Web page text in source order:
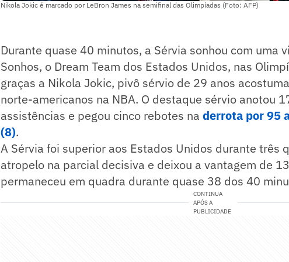
Nikola Jokic é marcado por LeBron James na semifinal das Olimpíadas (Foto: AFP)
Durante quase 40 minutos, a Sérvia sonhou com uma
Sonhos, o Dream Team dos Estados Unidos, nas
graças a Nikola Jokic, pivô sérvio de 29 anos
norte-americanos na NBA. O destaque sérvio anotou
assistências e pegou cinco rebotes na derrota por 95
(8).
A Sérvia foi superior aos Estados Unidos durante três
atropelo na parcial decisiva e deixou a vantagem de
permaneceu em quadra durante quase 38 dos 40
CONTINUA
APÓS A
PUBLICIDADE